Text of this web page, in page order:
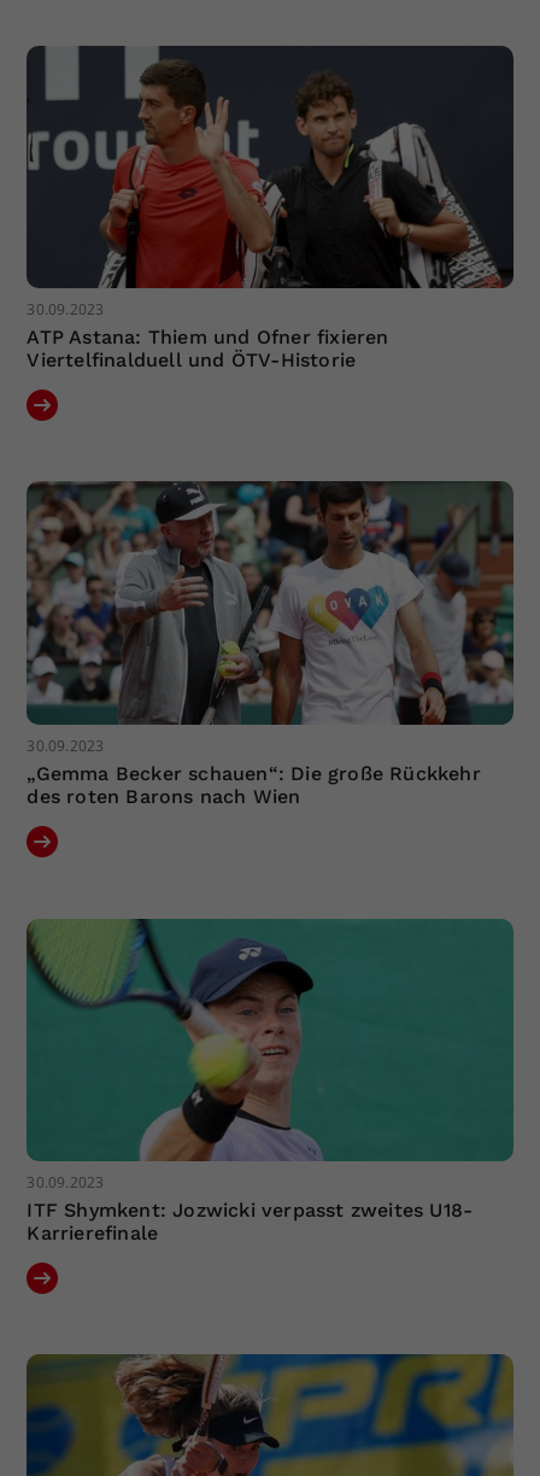
30.09.2023
ATP Astana: Thiem und Ofner fixieren
Viertelfinalduell und ÖTV-Historie
30.09.2023
„Gemma Becker schauen“: Die große Rückkehr
des roten Barons nach Wien
30.09.2023
ITF Shymkent: Jozwicki verpasst zweites U18-
Karrierefinale
Einstellungen. Unter anderem eine
zufällig generierte ID, für die
historische Speicherung Ihrer
vorgenommen Einstellungen, falls der
Webseiten-Betreiber dies eingestellt
hat.